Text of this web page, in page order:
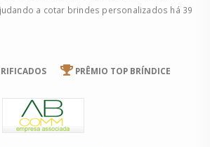
a cotar brindes personalizados há 39
PRÊMIO TOP BRÍNDICE